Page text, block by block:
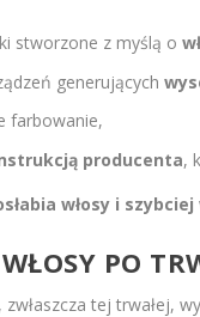
stworzone z myślą o
generujących
farbowanie,
producenta,
włosy i
PO
tej trwałej,